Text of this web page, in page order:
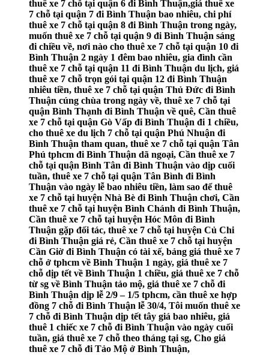
thuê xe 7 chỗ tại quận 6 đi Bình Thuận,giá thuê xe
7 chỗ tại quận 7 đi Bình Thuận bao nhiêu, chi phí
thuê xe 7 chỗ tại quận 8 đi Bình Thuận trong ngày,
muốn thuê xe 7 chỗ tại quận 9 đi Bình Thuận sáng
đi chiều về, nơi nào cho thuê xe 7 chỗ tại quận 10 đi
Bình Thuận 2 ngày 1 đêm bao nhiêu, gia đình cần
thuê xe 7 chỗ tại quận 11 đi Bình Thuận du lịch, giá
thuê xe 7 chỗ trọn gói tại quận 12 đi Bình Thuận
nhiêu tiền, thuê xe 7 chỗ tại quận Thủ Đức đi Bình
Thuận cúng chùa trong ngày về, thuê xe 7 chỗ tại
quận Bình Thạnh đi Bình Thuận về quê, Cần thuê
xe 7 chỗ tại quận Gò Vấp đi Bình Thuận đi 1 chiều,
cho thuê xe du lịch 7 chỗ tại quận Phú Nhuận đi
Bình Thuận tham quan, thuê xe 7 chỗ tại quận Tân
Phú tphcm đi Bình Thuận dã ngoại, Cần thuê xe 7
chỗ tại quận Bình Tân đi Bình Thuận vào dịp cuối
tuần, thuê xe 7 chỗ tại quận Tân Bình đi Bình
Thuận vào ngày lễ bao nhiêu tiền, làm sao để thuê
xe 7 chỗ tại huyện Nhà Bè đi Bình Thuận chơi, Cần
thuê xe 7 chỗ tại huyện Bình Chánh đi Bình Thuận,
Cần thuê xe 7 chỗ tại huyện Hóc Môn đi Bình
Thuận gặp đối tác, thuê xe 7 chỗ tại huyện Củ Chi
đi Bình Thuận giá rẻ, Cần thuê xe 7 chỗ tại huyện
Cần Giờ đi Bình Thuận có tài xế, bảng giá thuê xe 7
chỗ ở tphcm về Bình Thuận 1 ngày, giá thuê xe 7
chỗ dịp tết về Bình Thuận 1 chiều, giá thuê xe 7 chỗ
từ sg về Bình Thuận tảo mộ, giá thuê xe 7 chỗ đi
Bình Thuận dịp lễ 2/9 – 1/5 tphcm, cần thuê xe hợp
đồng 7 chỗ đi Bình Thuận lễ 30/4, Tôi muốn thuê xe
7 chỗ đi Bình Thuận dịp tết tây giá bao nhiêu, giá
thuê 1 chiếc xe 7 chỗ đi Bình Thuận vào ngày cuối
tuần, giá thuê xe 7 chỗ theo tháng tại sg, Cho giá
thuê xe 7 chỗ đi Tảo Mộ ở Bình Thuận,